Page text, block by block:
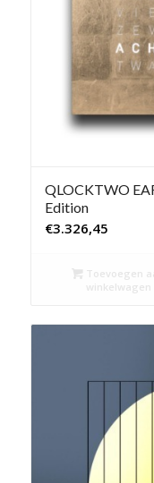
QLOCKTWO
Edition
€3.326,45
Toevoegen
winkelwagen